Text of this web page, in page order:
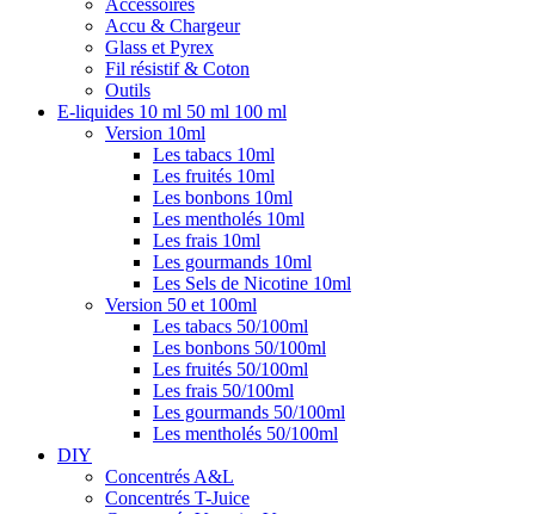
Accu & Chargeur
Glass et Pyrex
Fil résistif & Coton
Outils
E-liquides 10 ml 50 ml 100 ml
Version 10ml
Les tabacs 10ml
Les fruités 10ml
Les bonbons 10ml
Les mentholés 10ml
Les frais 10ml
Les gourmands 10ml
Les Sels de Nicotine 10ml
Version 50 et 100ml
Les tabacs 50/100ml
Les bonbons 50/100ml
Les fruités 50/100ml
Les frais 50/100ml
Les gourmands 50/100ml
Les mentholés 50/100ml
DIY
Concentrés A&L
Concentrés T-Juice